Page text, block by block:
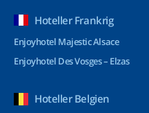
Hoteller Frankrig
Enjoyhotel Majestic Alsace
Enjoyhotel Des Vosges – Elzas
Hoteller Belgien